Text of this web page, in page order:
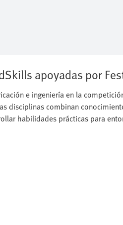
apoyadas por
e ingeniería en la
disciplinas combinan
habilidades prácticas para